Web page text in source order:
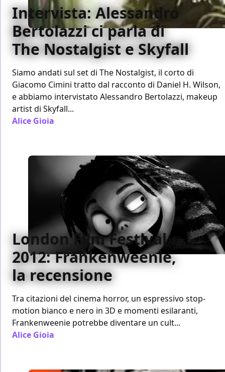
Intervista: Alessandro
Bertolazzi ci parla di
The Nostalgist e Skyfall
Siamo andati sul set di The Nostalgist, il corto di
Giacomo Cimini tratto dal racconto di Daniel H. Wilson,
e abbiamo intervistato Alessandro Bertolazzi, makeup
artist di Skyfall...
Alice Gioia
London Film Festival
2012: Frankenweenie,
la recensione
Tra citazioni del cinema horror, un espressivo stop-
motion bianco e nero in 3D e momenti esilaranti,
Frankenweenie potrebbe diventare un cult...
Alice Gioia